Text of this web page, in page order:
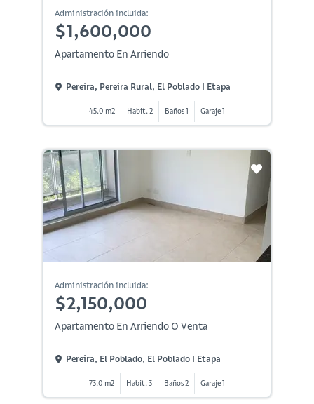
Administración incluida:
$1,600,000
Apartamento En Arriendo
Pereira, Pereira Rural, El Poblado I Etapa
45.0 m2 Habit. 2 Baños 1 Garaje 1
Administración incluida:
$2,150,000
Apartamento En Arriendo O Venta
Pereira, El Poblado, El Poblado I Etapa
73.0 m2 Habit. 3 Baños 2 Garaje 1